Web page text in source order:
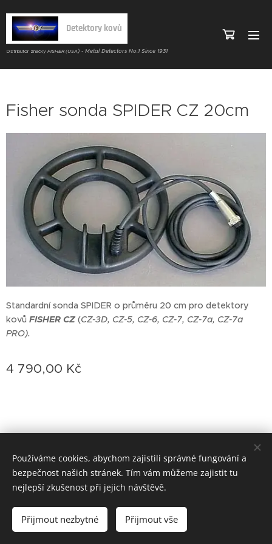
Detektory kovů
Distributor značky FISHER (USA) - Metal Detectors No.1 Since 1931
Fisher sonda SPIDER CZ 20cm
Standardní sonda SPIDER o průměru 20 cm pro detektory
kovů FISHER CZ (CZ-3D, CZ-5, CZ-6, CZ-7, CZ-7a, CZ-7a
PRO).
4 790,00 Kč
Vyprodáno
Vytvořeno službouWebnode Cookies
Používáme cookies, abychom zajistili správné fungování a
bezpečnost našich stránek. Tím vám můžeme zajistit tu
nejlepší zkušenost při jejich návštěvě.
Přijmout nezbytné Přijmout vše